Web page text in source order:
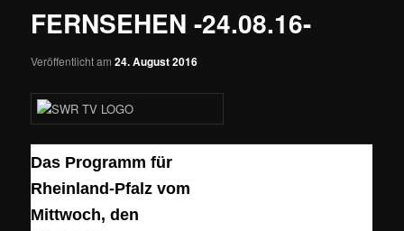
FERNSEHEN -24.08.16-
Veröffentlicht am24. August 2016
Das Programm für
Rheinland-Pfalz vom
Mittwoch, den